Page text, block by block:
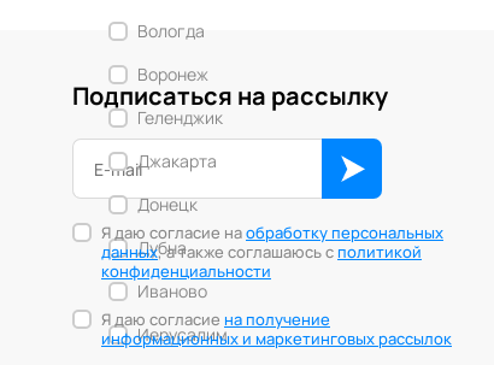
Вологда
Воронеж
Геленджик
Джакарта
Донецк
Дубна
Иваново
Иерусалим
Подписаться на рассылку
Я даю согласие наобработку персональных
данных, а также соглашаюсь сполитикой
конфиденциальности
Я даю согласие на получение
информационных и маркетинговых рассылок